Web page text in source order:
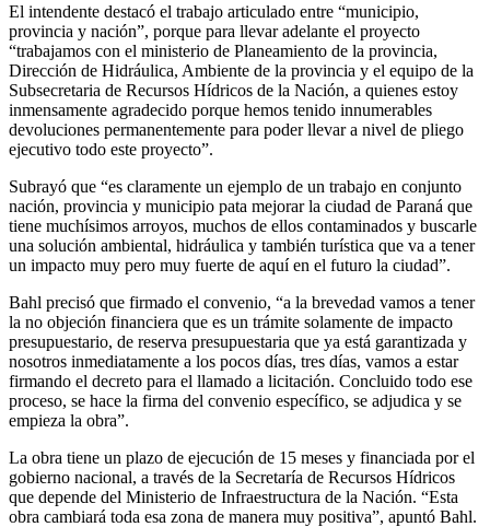
El intendente destacó el trabajo articulado entre “municipio,
provincia y nación”, porque para llevar adelante el proyecto
“trabajamos con el ministerio de Planeamiento de la provincia,
Dirección de Hidráulica, Ambiente de la provincia y el equipo de la
Subsecretaria de Recursos Hídricos de la Nación, a quienes estoy
inmensamente agradecido porque hemos tenido innumerables
devoluciones permanentemente para poder llevar a nivel de pliego
ejecutivo todo este proyecto”.
Subrayó que “es claramente un ejemplo de un trabajo en conjunto
nación, provincia y municipio pata mejorar la ciudad de Paraná que
tiene muchísimos arroyos, muchos de ellos contaminados y buscarle
una solución ambiental, hidráulica y también turística que va a tener
un impacto muy pero muy fuerte de aquí en el futuro la ciudad”.
Bahl precisó que firmado el convenio, “a la brevedad vamos a tener
la no objeción financiera que es un trámite solamente de impacto
presupuestario, de reserva presupuestaria que ya está garantizada y
nosotros inmediatamente a los pocos días, tres días, vamos a estar
firmando el decreto para el llamado a licitación. Concluido todo ese
proceso, se hace la firma del convenio específico, se adjudica y se
empieza la obra”.
La obra tiene un plazo de ejecución de 15 meses y financiada por el
gobierno nacional, a través de la Secretaría de Recursos Hídricos
que depende del Ministerio de Infraestructura de la Nación. “Esta
obra cambiará toda esa zona de manera muy positiva”, apuntó Bahl.